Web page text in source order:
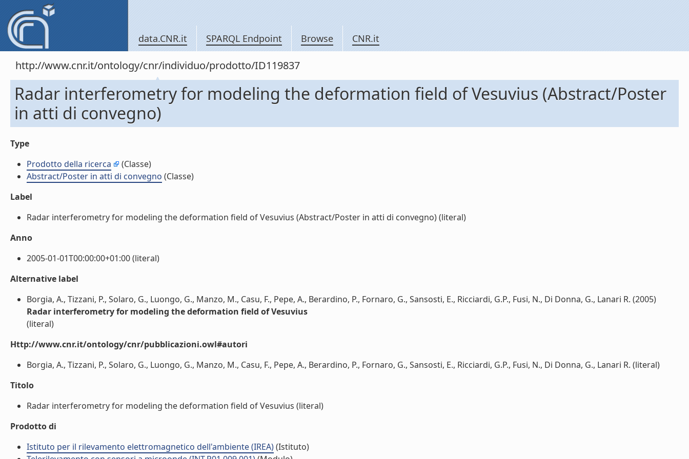
data.CNR.it SPARQL Endpoint Browse CNR.it
http://www.cnr.it/ontology/cnr/individuo/prodotto/ID119837
Radar interferometry for modeling the deformation field of Vesuvius (Abstract/Poster
in atti di convegno)
Type
Prodotto della ricerca
(Classe)
Abstract/Poster in atti di convegno (Classe)
Label
Radar interferometry for modeling the deformation field of Vesuvius (Abstract/Poster in atti di convegno) (literal)
Anno
2005-01-01T00:00:00+01:00 (literal)
Alternative label
Borgia, A., Tizzani, P., Solaro, G., Luongo, G., Manzo, M., Casu, F., Pepe, A., Berardino, P., Fornaro, G., Sansosti, E., Ricciardi, G.P., Fusi, N., Di Donna, G., Lanari R. (2005)
Radar interferometry for modeling the deformation field of Vesuvius
(literal)
Http://www.cnr.it/ontology/cnr/pubblicazioni.owl#autori
Borgia, A., Tizzani, P., Solaro, G., Luongo, G., Manzo, M., Casu, F., Pepe, A., Berardino, P., Fornaro, G., Sansosti, E., Ricciardi, G.P., Fusi, N., Di Donna, G., Lanari R. (literal)
Titolo
Radar interferometry for modeling the deformation field of Vesuvius (literal)
Prodotto di
Istituto per il rilevamento elettromagnetico dell'ambiente (IREA)(Istituto)